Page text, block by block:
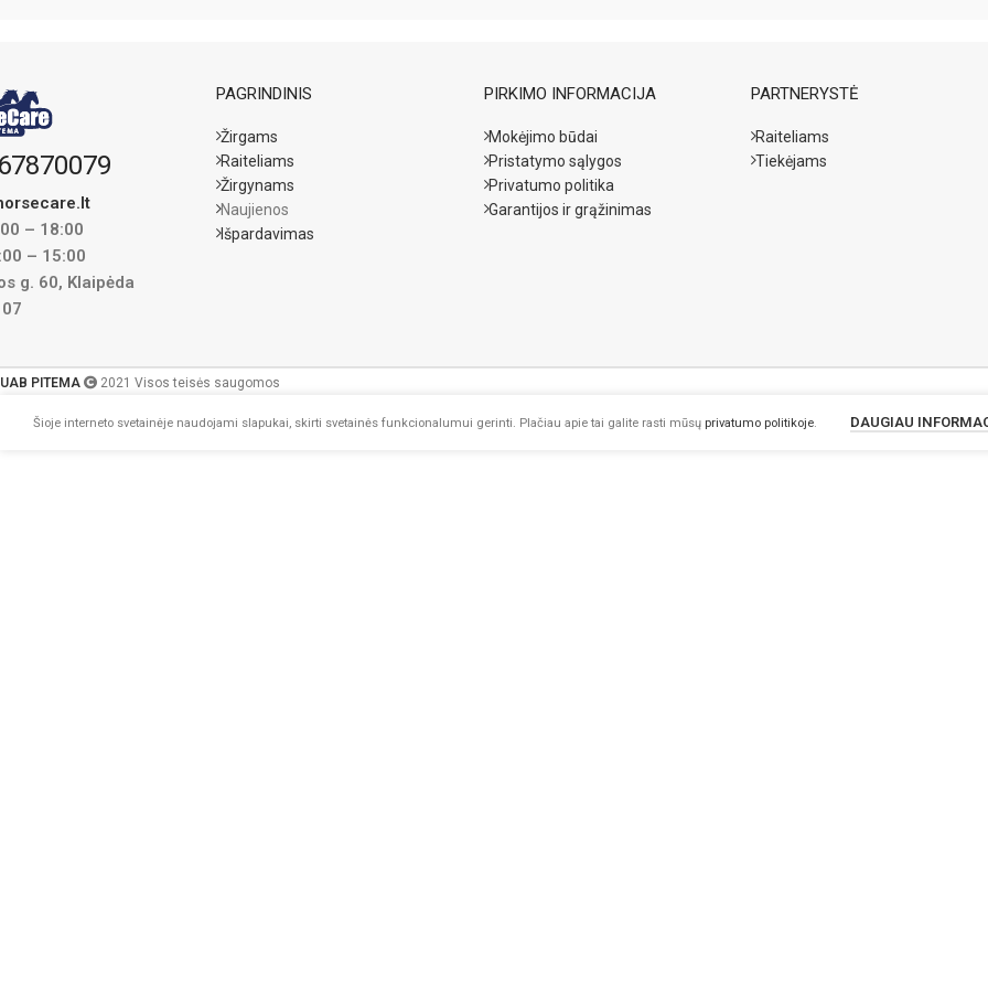
1kg Carragen užtenka maždaug 2 savaitėms.
– 18:00
– 15:00
g. 60, Klaipėda
PAGRINDINIS
Žirgams
Raiteliams
Žirgynams
Naujienos
Išpardavimas
PIRKIMO INFORMACIJA
Mokėjimo būdai
Pristatymo sąlygos
Privatumo politika
Garantijos ir grąžinimas
PARTNERYSTĖ
Raiteliams
Tiekėjams
UAB PITEMA 2021 Visos teisės saugomos
Šioje interneto svetainėje naudojami slapukai, skirti svetainės funkcionalumui gerinti. Plačiau apie tai galite rasti mūsų privatumo politikoje. DAUGIAU